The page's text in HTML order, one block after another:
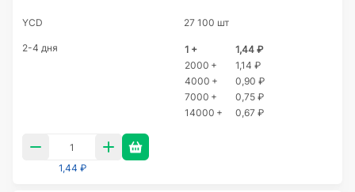
YCD 27 100 шт
2-4 дня 1 +
1,44 ₽
2000 +
1,14 ₽
4000 +
0,90 ₽
7000 +
0,75 ₽
14000 +
0,67 ₽
1,44 ₽